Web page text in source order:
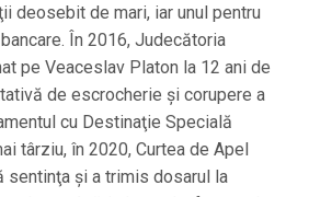
deosebit de mari, iar unul pentru
În 2016, Judecătoria
pe Veaceslav Platon la 12 ani de
de escrocherie şi corupere a
cu Destinaţie Specială
târziu, în 2020, Curtea de Apel
sentinţa şi a trimis dosarul la